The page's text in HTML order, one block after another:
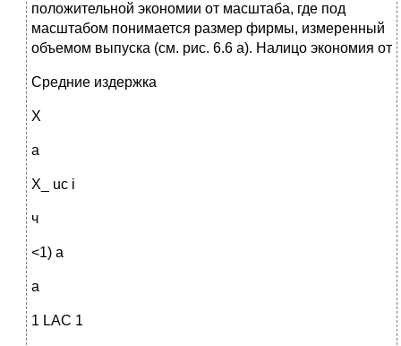
положительной экономии от масштаба, где под
масштабом понимается размер фирмы, измеренный
объемом выпуска (см. рис. 6.6 а). Налицо экономия от
Средние издержка
X
а
Х_ uc i
ч
<1) а
а
1 LAC 1